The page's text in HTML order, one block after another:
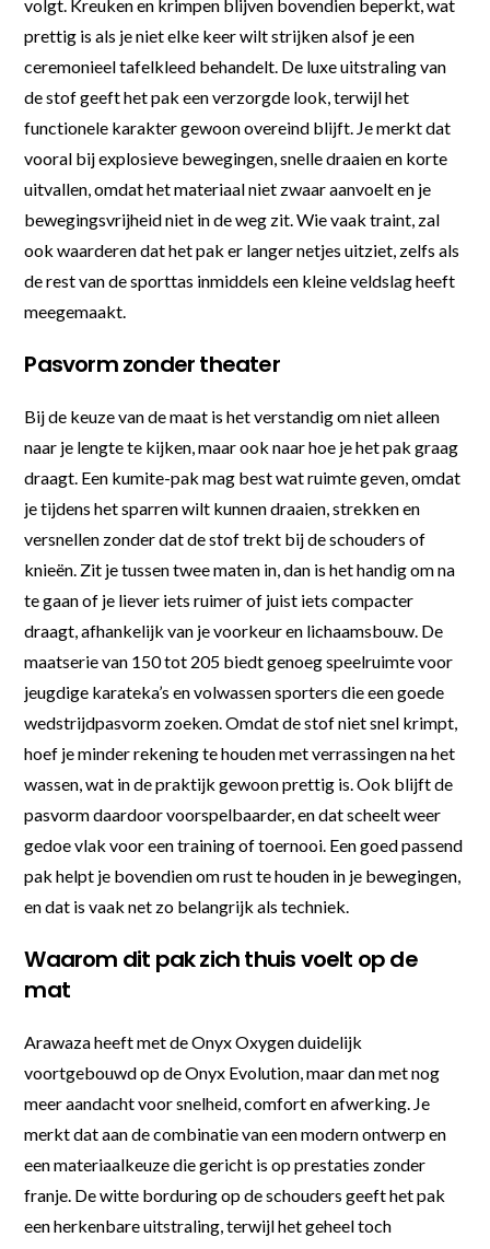
volgt. Kreuken en krimpen blijven bovendien beperkt, wat
prettig is als je niet elke keer wilt strijken alsof je een
ceremonieel tafelkleed behandelt. De luxe uitstraling van
de stof geeft het pak een verzorgde look, terwijl het
functionele karakter gewoon overeind blijft. Je merkt dat
vooral bij explosieve bewegingen, snelle draaien en korte
uitvallen, omdat het materiaal niet zwaar aanvoelt en je
bewegingsvrijheid niet in de weg zit. Wie vaak traint, zal
ook waarderen dat het pak er langer netjes uitziet, zelfs als
de rest van de sporttas inmiddels een kleine veldslag heeft
meegemaakt.
Pasvorm zonder theater
Bij de keuze van de maat is het verstandig om niet alleen
naar je lengte te kijken, maar ook naar hoe je het pak graag
draagt. Een kumite-pak mag best wat ruimte geven, omdat
je tijdens het sparren wilt kunnen draaien, strekken en
versnellen zonder dat de stof trekt bij de schouders of
knieën. Zit je tussen twee maten in, dan is het handig om na
te gaan of je liever iets ruimer of juist iets compacter
draagt, afhankelijk van je voorkeur en lichaamsbouw. De
maatserie van 150 tot 205 biedt genoeg speelruimte voor
jeugdige karateka’s en volwassen sporters die een goede
wedstrijdpasvorm zoeken. Omdat de stof niet snel krimpt,
hoef je minder rekening te houden met verrassingen na het
wassen, wat in de praktijk gewoon prettig is. Ook blijft de
pasvorm daardoor voorspelbaarder, en dat scheelt weer
gedoe vlak voor een training of toernooi. Een goed passend
pak helpt je bovendien om rust te houden in je bewegingen,
en dat is vaak net zo belangrijk als techniek.
Waarom dit pak zich thuis voelt op de
mat
Arawaza heeft met de Onyx Oxygen duidelijk
voortgebouwd op de Onyx Evolution, maar dan met nog
meer aandacht voor snelheid, comfort en afwerking. Je
merkt dat aan de combinatie van een modern ontwerp en
een materiaalkeuze die gericht is op prestaties zonder
franje. De witte borduring op de schouders geeft het pak
een herkenbare uitstraling, terwijl het geheel toch